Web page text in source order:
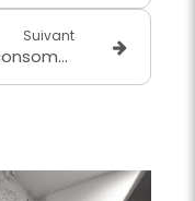
Suivant
20 conseils pour réduire sa consommation d'électricité !